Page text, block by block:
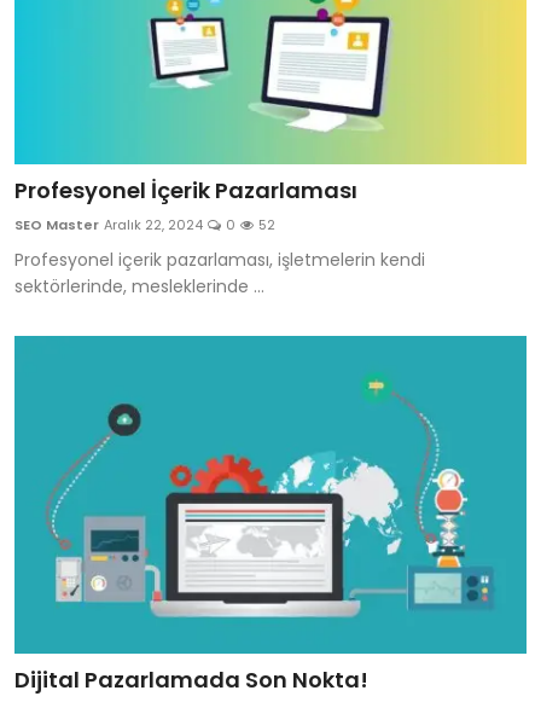
Profesyonel İçerik Pazarlaması
SEO Master Aralık 22, 2024 0 52
Profesyonel içerik pazarlaması, işletmelerin kendi
sektörlerinde, mesleklerinde ...
Dijital Pazarlamada Son Nokta!